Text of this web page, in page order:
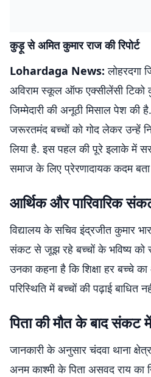
कुड़ू से अमित कुमार राज की रिपोर्ट
Lohardaga News:
अविराम स्कूल ऑफ एक्सीलेंसी टिको
जिम्मेदारी की अनूठी मिसाल पेश की
जरूरतमंद बच्चों को गोद लेकर उन्हें
लिया है. इस पहल की पूरे इलाके में
समाज के लिए प्रेरणादायक कदम
आर्थिक और पारिवारिक
विद्यालय के सचिव इंद्रजीत कुमार
संकट से जूझ रहे बच्चों के भविष्य को
उनका कहना है कि शिक्षा हर बच्चे
परिस्थिति में बच्चों की पढ़ाई बाधित
पिता की मौत के बाद संकट में
जानकारी के अनुसार चंदवा थाना
अनम काश्मी के पिता असवद राय का